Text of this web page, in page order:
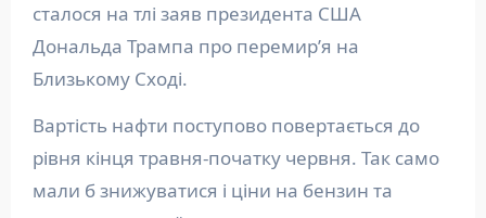
сталося на тлі заяв президента США
Дональда Трампа про перемир’я на
Близькому Сході.
Вартість нафти поступово повертається до
рівня кінця травня-початку червня. Так само
мали б знижуватися і ціни на бензин та